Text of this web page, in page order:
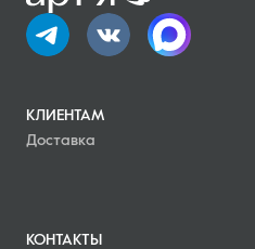
КЛИЕНТАМ
Доставка
КОНТАКТЫ